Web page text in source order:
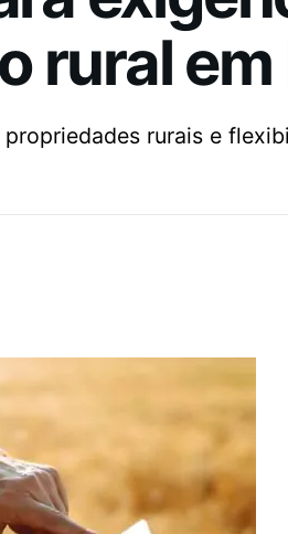
rural
rurais e